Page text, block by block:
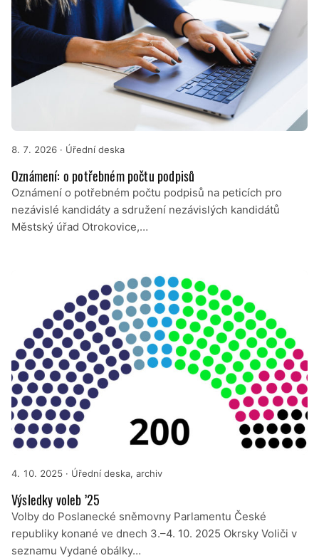
8. 7. 2026 · Úřední deska
Oznámení: o potřebném počtu podpisů
Oznámení o potřebném počtu podpisů na peticích pro
nezávislé kandidáty a sdružení nezávislých kandidátů
Městský úřad Otrokovice,…
4. 10. 2025 · Úřední deska, archiv
Výsledky voleb ’25
Volby do Poslanecké sněmovny Parlamentu České
republiky konané ve dnech 3.–4. 10. 2025 Okrsky Voliči v
seznamu Vydané obálky…